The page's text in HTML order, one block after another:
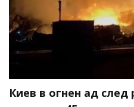
Киев в огнен ад след